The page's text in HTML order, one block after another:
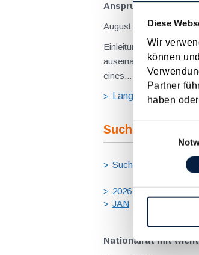
Diese
Wir
können
Partner
haben
Anspruch auf
August 2026
Einleitung und Kernaussage der Entscheidung Das
auseinanderzusetzen,
eines...
Langtext
Suche im Archiv
Suche nach Begriffen
2026 2025
JAN
Nationalrat mit